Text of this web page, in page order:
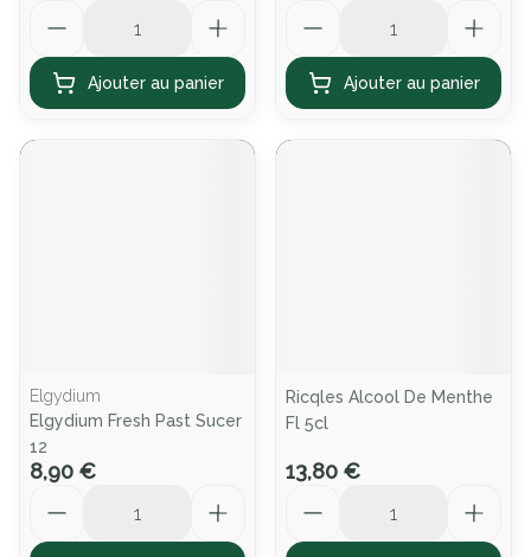
Ajouter au panier Ajouter au panier
Elgydium
Elgydium Fresh Past Sucer
12
8,90 €
Ricqles Alcool De Menthe
Fl 5cl
13,80 €